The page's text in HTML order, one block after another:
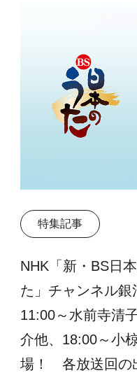
特集記事
NHK「新・BS日
た」チャンネル
11:00～水前寺清
介他、18:00～小
場！ 各放送回の